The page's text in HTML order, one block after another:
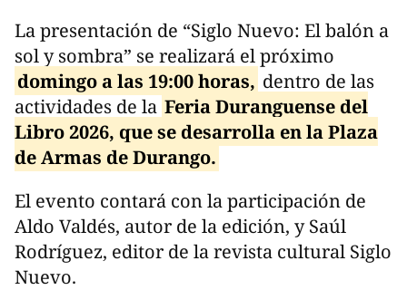
La presentación de “Siglo Nuevo: El balón a
sol y sombra” se realizará el próximo
domingo a las 19:00 horas, dentro de las
actividades de la Feria Duranguense del
Libro 2026, que se desarrolla en la Plaza
de Armas de Durango.
El evento contará con la participación de
Aldo Valdés, autor de la edición, y Saúl
Rodríguez, editor de la revista cultural Siglo
Nuevo.